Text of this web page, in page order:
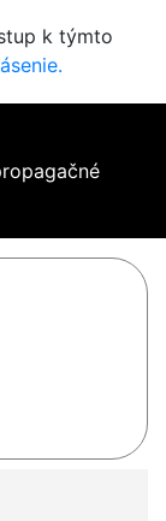
k týmto